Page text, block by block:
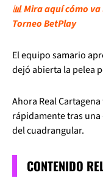
📊 Mira aquí cómo
Torneo BetPlay
El equipo samario
dejó abierta la pelea
Ahora Real
rápidamente tras una
del cuadrangular.
CONTENIDO